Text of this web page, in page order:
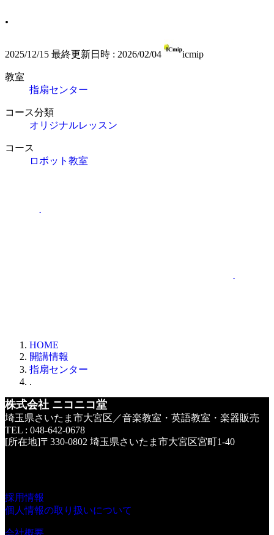
.
2025/12/15 最終更新日時 : 2026/02/04 icmip
教室
指扇センター
コース分類
オリジナルレッスン
コース
ロボット教室
.
.
HOME
開講情報
指扇センター
.
株式会社 ニコニコ堂
埼玉県さいたま市大宮区／音楽教室・英語教室・楽器販売
TEL : 048-642-0678
[所在地]〒330-0802 埼玉県さいたま市大宮区宮町1-40
採用情報
個人情報の取り扱いについて
会社概要